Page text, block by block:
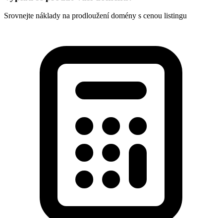
Srovnejte náklady na prodloužení domény s cenou listingu